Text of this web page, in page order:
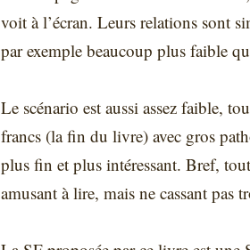
voit à l’écran. Leurs relations sont
par exemple beaucoup plus faible
Le scénario est aussi assez faible,
francs (la fin du livre) avec gros
plus fin et plus intéressant. Bref,
amusant à lire, mais ne cassant pas